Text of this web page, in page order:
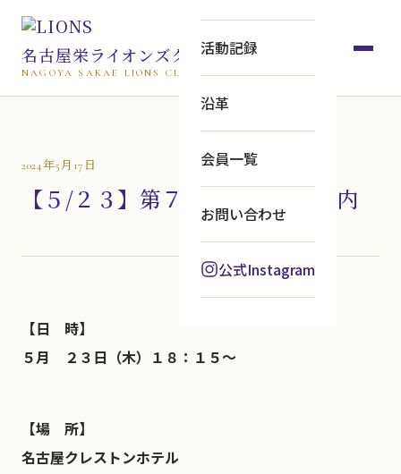
名古屋栄ライオンズクラブ
NAGOYA SAKAE LIONS CLUB
活動記録
沿革
会員一覧
お問い合わせ
公式Instagram
2024年5月17日
【５/２３】第７２７回例会ご案内
【日 時】
５月 ２３日（木）１８：１５～
【場 所】
名古屋クレストンホテル